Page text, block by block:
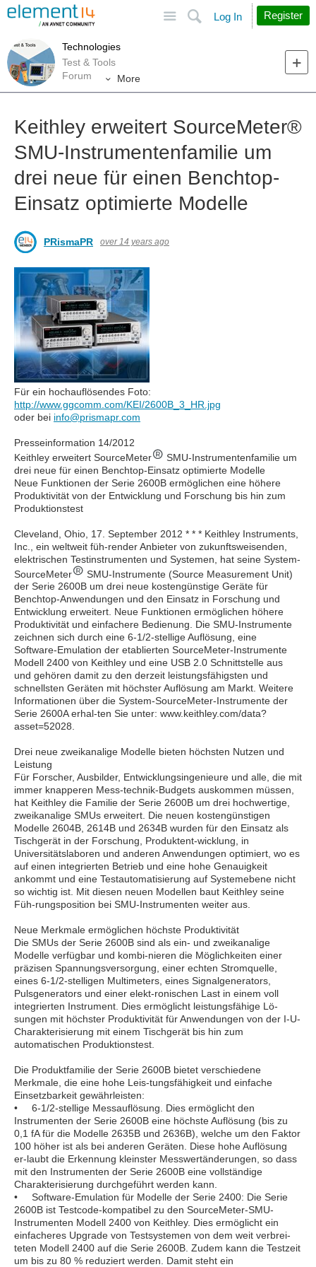
Search
Log In Register
Technologies
Test & Tools
Forum
More
Keithley erweitert SourceMeter®︎
SMU-Instrumentenfamilie um
drei neue für einen Benchtop-
Einsatz optimierte Modelle
PRismaPR over 14 years ago
Für ein hochauflösendes Foto:
http://www.ggcomm.com/KEI/2600B_3_HR.jpg
oder bei info@prismapr.com
Presseinformation 14/2012
Keithley erweitert SourceMeter
SMU-Instrumentenfamilie um
drei neue für einen Benchtop-Einsatz optimierte Modelle
Neue Funktionen der Serie 2600B ermöglichen eine höhere
Produktivität von der Entwicklung und Forschung bis hin zum
Produktionstest
Cleveland, Ohio, 17. September 2012 * * * Keithley Instruments,
Inc., ein weltweit füh-render Anbieter von zukunftsweisenden,
elektrischen Testinstrumenten und Systemen, hat seine System-
SourceMeter
SMU-Instrumente (Source Measurement Unit)
der Serie 2600B um drei neue kostengünstige Geräte für
Benchtop-Anwendungen und den Einsatz in Forschung und
Entwicklung erweitert. Neue Funktionen ermöglichen höhere
Produktivität und einfachere Bedienung. Die SMU-Instrumente
zeichnen sich durch eine 6-1/2-stellige Auflösung, eine
Software-Emulation der etablierten SourceMeter-Instrumente
Modell 2400 von Keithley und eine USB 2.0 Schnittstelle aus
und gehören damit zu den derzeit leistungsfähigsten und
schnellsten Geräten mit höchster Auflösung am Markt. Weitere
Informationen über die System-SourceMeter-Instrumente der
Serie 2600A erhal-ten Sie unter: www.keithley.com/data?
asset=52028.
Drei neue zweikanalige Modelle bieten höchsten Nutzen und
Leistung
Für Forscher, Ausbilder, Entwicklungsingenieure und alle, die mit
immer knapperen Mess-technik-Budgets auskommen müssen,
hat Keithley die Familie der Serie 2600B um drei hochwertige,
zweikanalige SMUs erweitert. Die neuen kostengünstigen
Modelle 2604B, 2614B und 2634B wurden für den Einsatz als
Tischgerät in der Forschung, Produktent-wicklung, in
Universitätslaboren und anderen Anwendungen optimiert, wo es
auf einen integrierten Betrieb und eine hohe Genauigkeit
ankommt und eine Testautomatisierung auf Systemebene nicht
so wichtig ist. Mit diesen neuen Modellen baut Keithley seine
Füh-rungsposition bei SMU-Instrumenten weiter aus.
Neue Merkmale ermöglichen höchste Produktivität
Die SMUs der Serie 2600B sind als ein- und zweikanalige
Modelle verfügbar und kombi-nieren die Möglichkeiten einer
präzisen Spannungsversorgung, einer echten Stromquelle,
eines 6-1/2-stelligen Multimeters, eines Signalgenerators,
Pulsgenerators und einer elekt-ronischen Last in einem voll
integrierten Instrument. Dies ermöglicht leistungsfähige Lö-
sungen mit höchster Produktivität für Anwendungen von der I-U-
Charakterisierung mit einem Tischgerät bis hin zum
automatischen Produktionstest.
Die Produktfamilie der Serie 2600B bietet verschiedene
Merkmale, die eine hohe Leis-tungsfähigkeit und einfache
Einsetzbarkeit gewährleisten:
• 6-1/2-stellige Messauflösung. Dies ermöglicht den
Instrumenten der Serie 2600B eine höchste Auflösung (bis zu
0,1 fA für die Modelle 2635B und 2636B), welche um den Faktor
100 höher ist als bei anderen Geräten. Diese hohe Auflösung
er-laubt die Erkennung kleinster Messwertänderungen, so dass
mit den Instrumenten der Serie 2600B eine vollständige
Charakterisierung durchgeführt werden kann.
• Software-Emulation für Modelle der Serie 2400: Die Serie
2600B ist Testcode-kompatibel zu den SourceMeter-SMU-
Instrumenten Modell 2400 von Keithley. Dies ermöglicht ein
einfacheres Upgrade von Testsystemen von dem weit verbrei-
teten Modell 2400 auf die Serie 2600B. Zudem kann die Testzeit
um bis zu 80 % reduziert werden. Damit steht ein